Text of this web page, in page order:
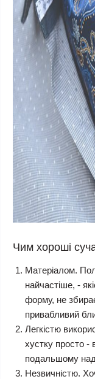
Чим хороші
Матеріалом.
найчастіше, -
форму, не
привабливий
Легкістю
хустку просто -
подальшому
Незвичністю.